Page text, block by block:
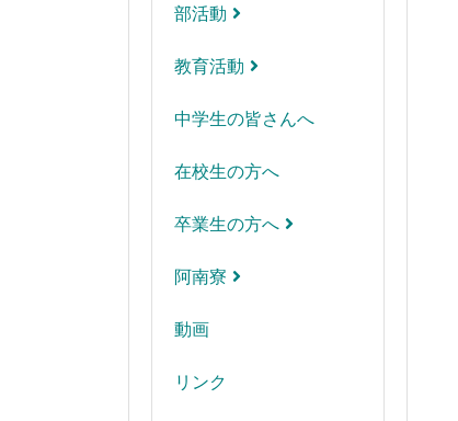
部活動
教育活動
中学生の皆さんへ
在校生の方へ
卒業生の方へ
阿南寮
動画
リンク